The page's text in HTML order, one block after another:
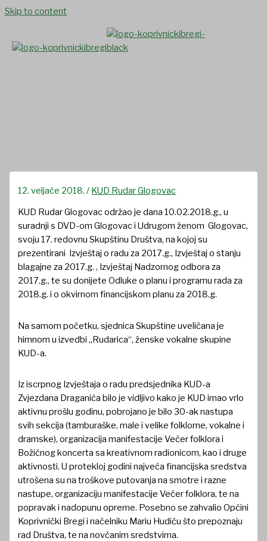
Skip to content
12. veljače 2018./ KUD Rudar Glogovac
KUD Rudar Glogovac održao je dana 10.02.2018.g., u
suradnji s DVD-om Glogovac i Udrugom ženom Glogovac,
svoju 17. redovnu Skupštinu Društva, na kojoj su
prezentirani Izvještaj o radu za 2017.g., Izvještaj o stanju
blagajne za 2017.g. , Izvještaj Nadzornog odbora za
2017.g., te su donijete Odluke o planu i programu rada za
2018.g. i o okvirnom financijskom planu za 2018.g.
Na samom početku, sjednica Skupštine uveličana je
himnom u izvedbi „Rudarica“, ženske vokalne skupine
KUD-a.
Iz iscrpnog Izvještaja o radu predsjednika KUD-a
Zvjezdana Draganića bilo je vidljivo kako je KUD imao vrlo
aktivnu prošlu godinu, pobrojano je bilo 30-ak nastupa
svih sekcija (tamburaške, male i velike folklorne, vokalne i
dramske), organizacija manifestacije Večer folklora i
Božićnog koncerta sa kreativnom radionicom, kao i druge
aktivnosti. U protekloj godini najveća financijska sredstva
utrošena su na troškove putovanja na smotre i razne
nastupe, organizaciju manifestacije Večer folklora, te na
popravak i nadopunu opreme. Posebno se zahvalio Općini
Koprivnički Bregi i načelniku Mariu Hudiću što prepoznaju
rad Društva, te na novčanim sredstvima.